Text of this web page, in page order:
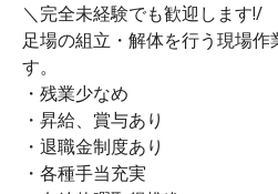
＼完全未経験でも歓迎します!/
足場の組立・解体を行う現場作
す。
・残業少なめ
・昇給、賞与あり
・退職金制度あり
・各種手当充実